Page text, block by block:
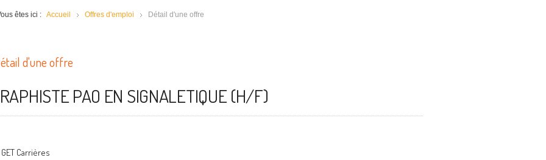
êtes ici : Accueil Offres d'emploi Détail d'une offre
d'une offre
PAO EN SIGNALETIQUE (H/F)
GET Carrières